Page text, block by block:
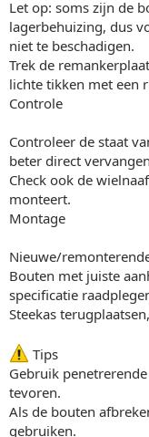
Let op: soms zijn de
lagerbehuizing, dus
niet te beschadigen.
Trek de
lichte tikken met een
Controle
Controleer de staat
beter direct
Check ook de
monteert.
Montage
Nieuwe/
Bouten met juiste
specificatie
Steekas
Tips
Gebruik
tevoren.
Als de bouten
gebruiken.